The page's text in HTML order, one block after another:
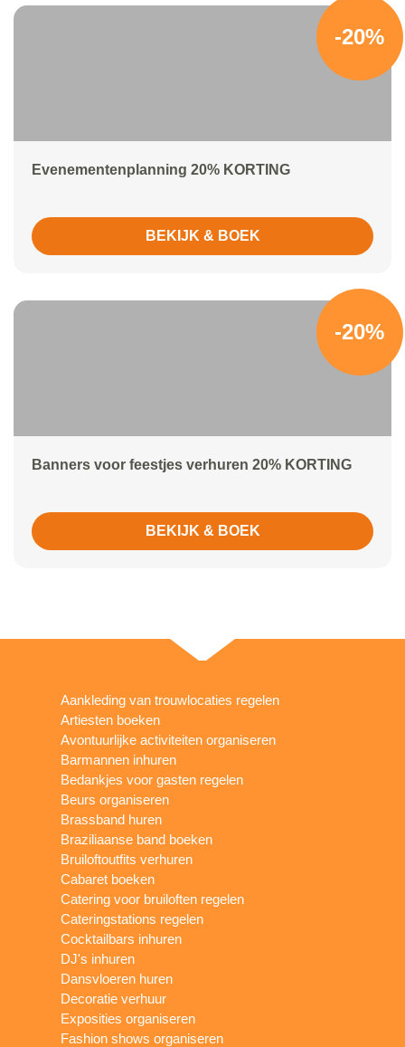
-20%
Evenementenplanning 20% KORTING
BEKIJK & BOEK
-20%
Banners voor feestjes verhuren 20% KORTING
BEKIJK & BOEK
Aankleding van trouwlocaties regelen
Artiesten boeken
Avontuurlijke activiteiten organiseren
Barmannen inhuren
Bedankjes voor gasten regelen
Beurs organiseren
Brassband huren
Braziliaanse band boeken
Bruiloftoutfits verhuren
Cabaret boeken
Catering voor bruiloften regelen
Cateringstations regelen
Cocktailbars inhuren
DJ's inhuren
Dansvloeren huren
Decoratie verhuur
Exposities organiseren
Fashion shows organiseren